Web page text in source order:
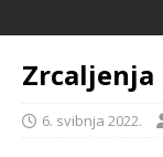
Zrcaljenja
6. svibnja 2022.